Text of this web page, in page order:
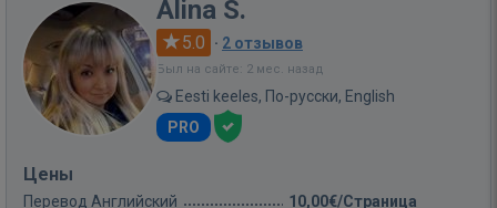
Alina S.
5.0 · 2 отзывов
Был на сайте: 2 мес. назад
Eesti keeles, По-русски, English
PRO
Цены
Перевод Английский 10,00€/Страница